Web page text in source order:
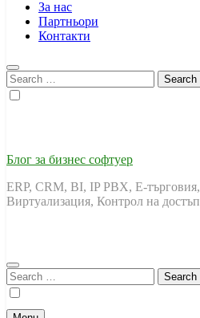
За нас
Партньори
Контакти
Search
for:
Блог за бизнес софтуер
ERP, CRM, BI, IP PBX, Е-
Виртуализация, Контрол на
Search
for: